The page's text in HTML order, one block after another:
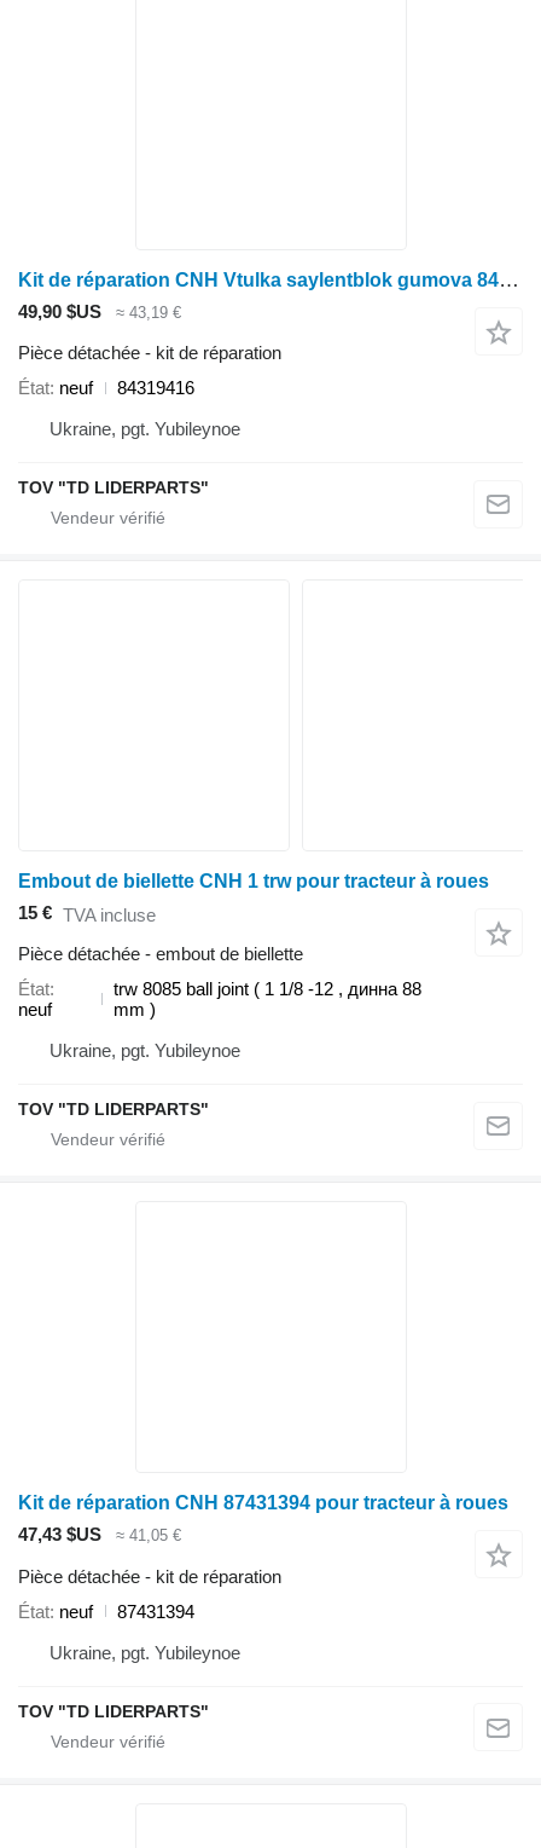
Kit de réparation CNH Vtulka saylentblok gumova 84319416 pour tracteur à roues Case IH Steiger 600
49,90 $US ≈ 43,19 €
Pièce détachée - kit de réparation
État neuf
84319416
Ukraine, pgt. Yubileynoe
TOV "TD LIDERPARTS"
Embout de biellette CNH 1 trw pour tracteur à roues
15 € TVA incluse
Pièce détachée - embout de biellette
État
neuf
trw 8085 ball joint ( 1 1/8 -12 , динна 88
mm )
Ukraine, pgt. Yubileynoe
TOV "TD LIDERPARTS"
Kit de réparation CNH 87431394 pour tracteur à roues
47,43 $US
≈ 41,05 €
Pièce détachée - kit de réparation
État neuf
87431394
Ukraine, pgt. Yubileynoe
TOV "TD LIDERPARTS"